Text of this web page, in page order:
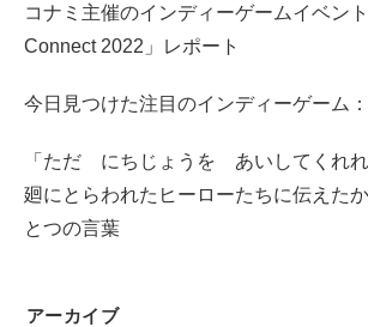
コナミ主催のインディーゲームイベン
Connect 2022」レポート
今日見つけた注目のインディーゲーム
「ただ にちじょうを あいしてくれ
廻にとらわれたヒーローたちに伝えた
とつの言葉
アーカイブ